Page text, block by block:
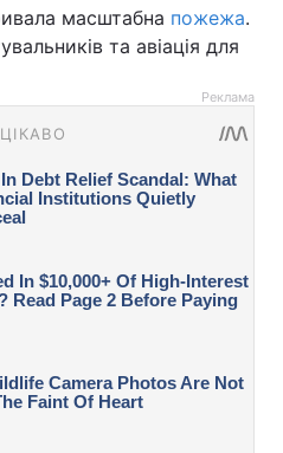
масштабна пожежа.
та авіація для
Реклама